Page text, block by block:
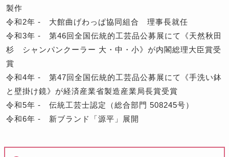
製作
令和2年 - 大館曲げわっぱ協同組合 理事長就任
令和3年 - 第46回全国伝統的工芸品公募展にて《天然秋田
杉 シャンパンクーラー 大・中・小》が内閣総理大臣賞受
賞
令和4年 - 第47回全国伝統的工芸品公募展にて《手洗い鉢
と壁掛け鏡》が経済産業省製造産業局長賞受賞
令和5年 - 伝統工芸士認定（総合部門 508245号）
令和6年 - 新ブランド「源平」展開